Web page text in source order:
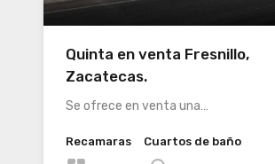
Quinta en venta Fresnillo,
Zacatecas.
Se ofrece en venta una…
Recamaras Cuartos de baño